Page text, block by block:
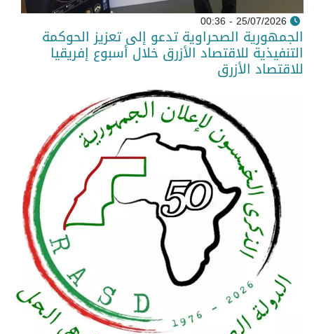
25/07/2026 - 00:36
الجمهورية الصحراوية تدعو إلى تعزيز الحوكمة
التنفيذية للاقتصاد الأزرق خلال أسبوع إفريقيا
للاقتصاد الأزرق